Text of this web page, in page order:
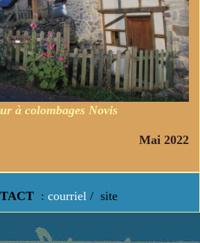
à colombages Novis
Mai 2022
: courriel / site